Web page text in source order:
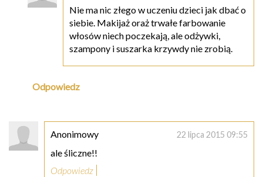
Nie ma nic złego w uczeniu dzieci jak dbać o
siebie. Makijaż oraż trwałe farbowanie
włosów niech poczekają, ale odżywki,
szampony i suszarka krzywdy nie zrobią.
Odpowiedz
Anonimowy 22 lipca 2015 09:55
ale śliczne!!
Odpowiedz